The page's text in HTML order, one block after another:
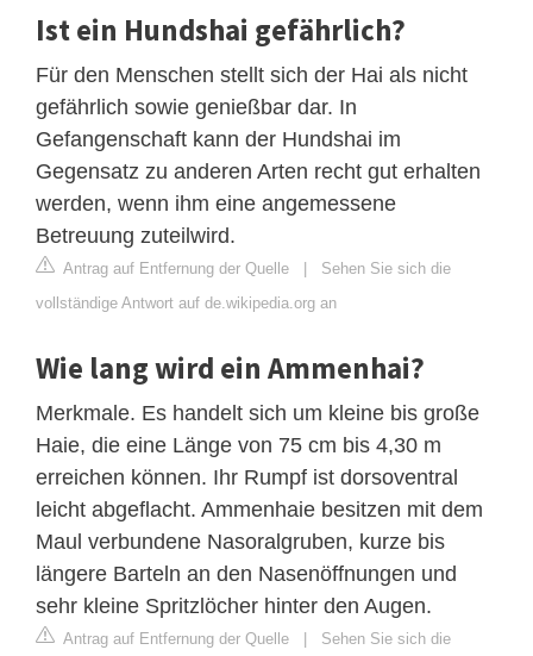
Ist ein Hundshai gefährlich?
Für den Menschen stellt sich der Hai als nicht
gefährlich sowie genießbar dar. In
Gefangenschaft kann der Hundshai im
Gegensatz zu anderen Arten recht gut erhalten
werden, wenn ihm eine angemessene
Betreuung zuteilwird.
Antrag auf Entfernung der Quelle
Sehen Sie sich die
vollständige Antwort auf de.wikipedia.org an
Wie lang wird ein Ammenhai?
Merkmale. Es handelt sich um kleine bis große
Haie, die eine Länge von 75 cm bis 4,30 m
erreichen können. Ihr Rumpf ist dorsoventral
leicht abgeflacht. Ammenhaie besitzen mit dem
Maul verbundene Nasoralgruben, kurze bis
längere Barteln an den Nasenöffnungen und
sehr kleine Spritzlöcher hinter den Augen.
Antrag auf Entfernung der Quelle
Sehen Sie sich die